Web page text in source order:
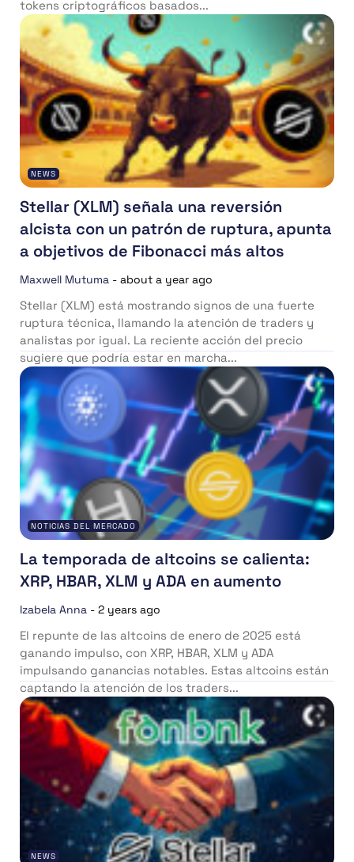
tokens criptográficos basados...
NEWS
Stellar (XLM) señala una reversión
alcista con un patrón de ruptura, apunta
a objetivos de Fibonacci más altos
Maxwell Mutuma - about a year ago
Stellar (XLM) está mostrando signos de una fuerte
ruptura técnica, llamando la atención de traders y
analistas por igual. La reciente acción del precio
sugiere que podría estar en marcha...
NOTICIAS DEL MERCADO
La temporada de altcoins se calienta:
XRP, HBAR, XLM y ADA en aumento
Izabela Anna - 2 years ago
El repunte de las altcoins de enero de 2025 está
ganando impulso, con XRP, HBAR, XLM y ADA
impulsando ganancias notables. Estas altcoins están
captando la atención de los traders...
NEWS